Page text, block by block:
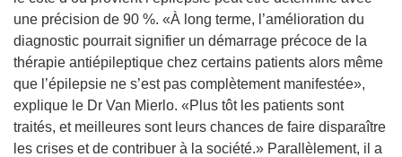
une précision de 90 %. «À long terme, l’amélioration du
diagnostic pourrait signifier un démarrage précoce de la
thérapie antiépileptique chez certains patients alors même
que l’épilepsie ne s’est pas complètement manifestée»,
explique le Dr Van Mierlo. «Plus tôt les patients sont
traités, et meilleures sont leurs chances de faire disparaître
les crises et de contribuer à la société.» Parallèlement, il a